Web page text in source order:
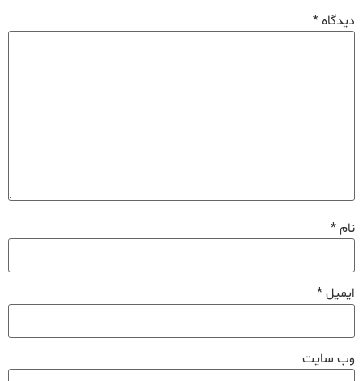
دیدگاه*
نام*
ایمیل*
وب‌ سایت